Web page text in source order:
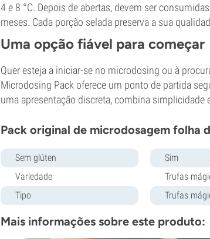
4 e 8 °C. Depois de abertas, devem ser
meses. Cada porção selada preserva a sua
Uma opção fiável para começar
Quer esteja a iniciar-se no microdosing ou à
Microdosing Pack oferece um ponto de partida
uma apresentação discreta, combina
Pack original de microdosagem folha
Sem glúten
Sim
Variedade
Trufas
Tipo
Trufas
Mais informações sobre este produto: